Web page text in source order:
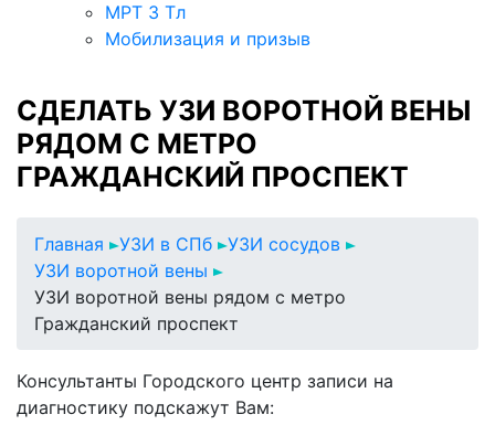
МРТ 3 Тл
Мобилизация и призыв
СДЕЛАТЬ УЗИ ВОРОТНОЙ ВЕНЫ
РЯДОМ С МЕТРО
ГРАЖДАНСКИЙ ПРОСПЕКТ
Главная УЗИ в СПб
УЗИ сосудов
УЗИ воротной вены
УЗИ воротной вены рядом с метро
Гражданский проспект
Консультанты Городского центр записи на
диагностику подскажут Вам: